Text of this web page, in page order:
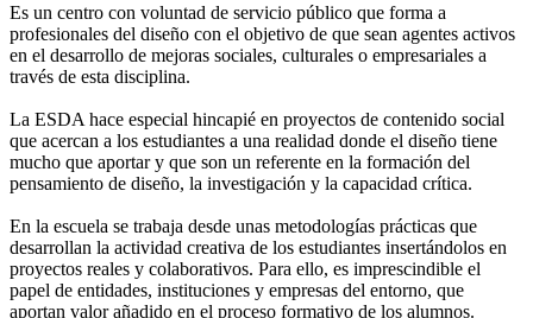
Es un centro con voluntad de servicio público que forma a
profesionales del diseño con el objetivo de que sean agentes activos
en el desarrollo de mejoras sociales, culturales o empresariales a
través de esta disciplina.
La ESDA hace especial hincapié en proyectos de contenido social
que acercan a los estudiantes a una realidad donde el diseño tiene
mucho que aportar y que son un referente en la formación del
pensamiento de diseño, la investigación y la capacidad crítica.
En la escuela se trabaja desde unas metodologías prácticas que
desarrollan la actividad creativa de los estudiantes insertándolos en
proyectos reales y colaborativos. Para ello, es imprescindible el
papel de entidades, instituciones y empresas del entorno, que
aportan valor añadido en el proceso formativo de los alumnos.